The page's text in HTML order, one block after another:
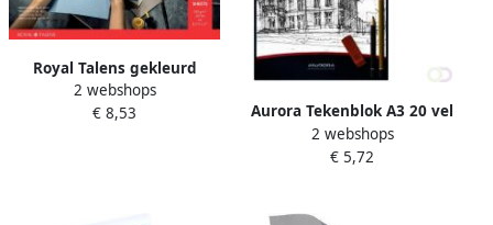
Royal Talens gekleurd
tekenpapier 180 g ft 21 x 29
7 cm A4 geassorteerde
2 webshops
€ 8,53
Aurora Tekenblok A3 20 vel
200 gram Grain papier
2 webshops
€ 5,72